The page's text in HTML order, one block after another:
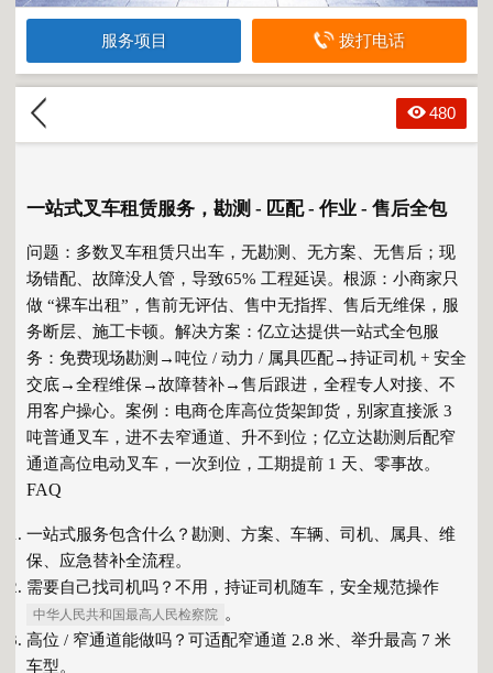
服务项目 拨打电话
480
一站式叉车租赁服务，勘测 - 匹配 - 作业 - 售后全包
问题 ：多数叉车租赁只出车， 无勘测、无方案、无售后 ；现
场错配、故障没人管，导致65% 工程延误。 根源 ：小商家只
做 “裸车出租”，售前无评估、售中无指挥、售后无维保，服
务断层、施工卡顿。 解决方案 ：亿立达提供一站式全包服
务 ：免费现场勘测→吨位 / 动力 / 属具匹配→持证司机 + 安全
交底→全程维保→故障替补→售后跟进， 全程专人对接、不
用客户操心。 案例 ：电商仓库高位货架卸货，别家直接派 3
吨普通叉车，进不去窄通道、升不到位；亿立达勘测后配窄
通道高位电动叉车 ，一次到位， 工期提前 1 天、零事故。
FAQ
一站式服务包含什么？勘测、方案、车辆、司机、属具、维
保、应急替补全流程。
需要自己找司机吗？不用， 持证司机随车 ，安全规范操作
中华人民共和国最高人民检察院
。
高位 / 窄通道能做吗？可适配窄通道 2.8 米、举升最高 7 米
车型。